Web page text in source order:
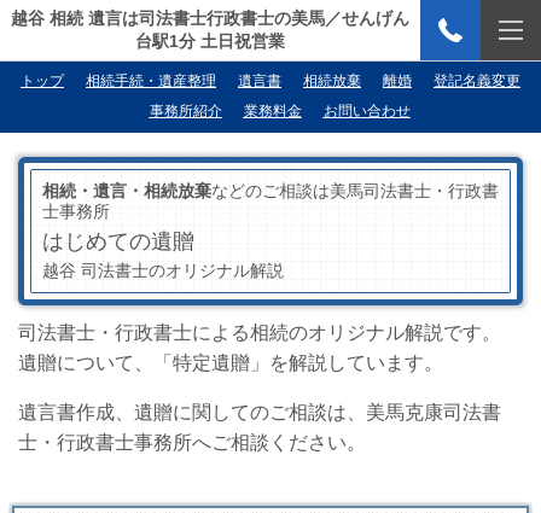
越谷 相続 遺言は司法書士行政書士の美馬／せんげん
台駅1分 土日祝営業
トップ 相続手続・遺産整理 遺言書 相続放棄 離婚
登記名義変更
事務所紹介
業務料金 お問い合わせ
相続・遺言・相続放棄などのご相談は美馬司法書士・行政書
士事務所
はじめての遺贈
越谷 司法書士のオリジナル解説
司法書士・行政書士による相続のオリジナル解説です。
遺贈について、「特定遺贈」を解説しています。
遺言書作成、遺贈に関してのご相談は、美馬克康司法書
士・行政書士事務所へご相談ください。